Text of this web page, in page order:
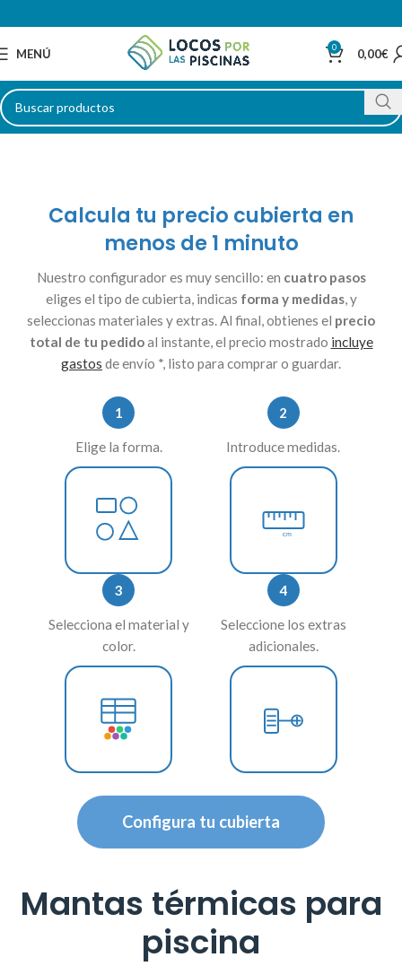
MENÚ 0 0,00€
Calcula tu precio cubierta en
menos de 1 minuto
Nuestro configurador es muy sencillo: en cuatro pasos
eliges el tipo de cubierta, indicas forma y medidas, y
seleccionas materiales y extras. Al final, obtienes el precio
total de tu pedidoal instante, el precio mostrado incluye
gastos de envío *, listo para comprar o guardar.
1
Elige la forma.
2
Introduce medidas.
cm
3
Selecciona el material y
color.
4
Seleccione los extras
adicionales.
Configura tu cubierta
Mantas térmicas para
piscina